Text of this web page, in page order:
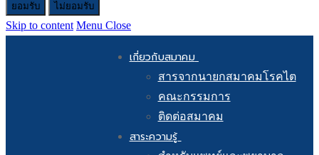
ยอมรับ ไม่ยอมรับ
Skip to content Menu Close
เกี่ยวกับสมาคม
สารจากนายกสมาคมโรคไต
คณะกรรมการ
ติดต่อสมาคม
สาระความรู้